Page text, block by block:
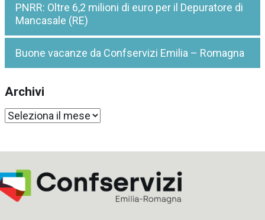
PNRR: Oltre 6,2 milioni di euro per il Depuratore di
Mancasale (RE)
Buone vacanze da Confservizi Emilia – Romagna
Archivi
Archivi